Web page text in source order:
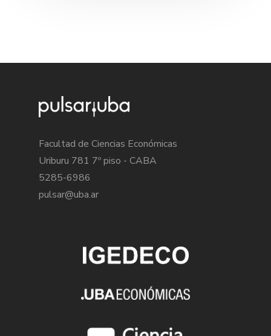
Facultad de Ciencias Económicas
Uriburu 781 7º piso - CABA
5285-6986
pulsar@uba.ar